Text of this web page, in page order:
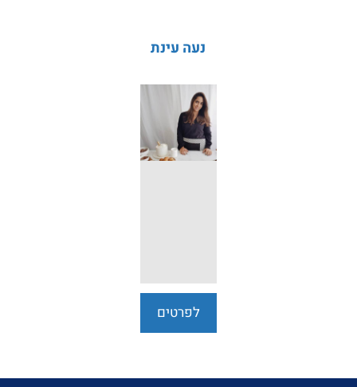
נעה עינת
לפרטים